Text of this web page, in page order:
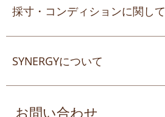
採寸・コンディションに関して
SYNERGYについて
お問い合わせ